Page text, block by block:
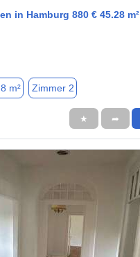
in Hamburg 880 € 45.28 m²
m² Zimmer 2
★ ➦